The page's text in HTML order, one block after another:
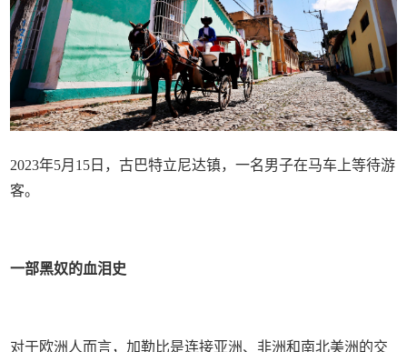
2023年5月15日，古巴特立尼达镇，一名男子在马车上等待游
客。
一部黑奴的血泪史
对于欧洲人而言，加勒比是连接亚洲、非洲和南北美洲的交